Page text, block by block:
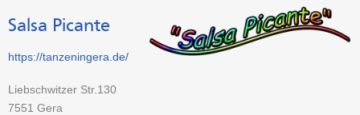
Salsa Picante
https://tanzeningera.de/
Liebschwitzer Str.130
7551 Gera